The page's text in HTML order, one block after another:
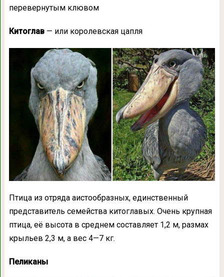
перевернутым клювом
Китоглав— или королевская цапля
Птица из отряда аистообразных, единственный
представитель семейства китоглавых. Очень крупная
птица, её высота в среднем составляет 1,2 м, размах
крыльев 2,3 м, а вес 4—7 кг.
Пеликаны